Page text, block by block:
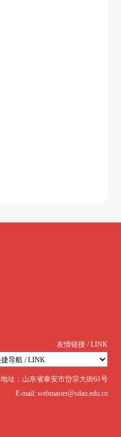
友情链接 / LINK
地址：山东省泰安市岱宗大街61号
E-mail: webmaster@sdau.edu.cn